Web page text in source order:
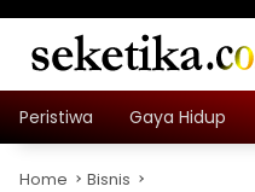
Peristiwa Gaya Hidup
Home Bisnis